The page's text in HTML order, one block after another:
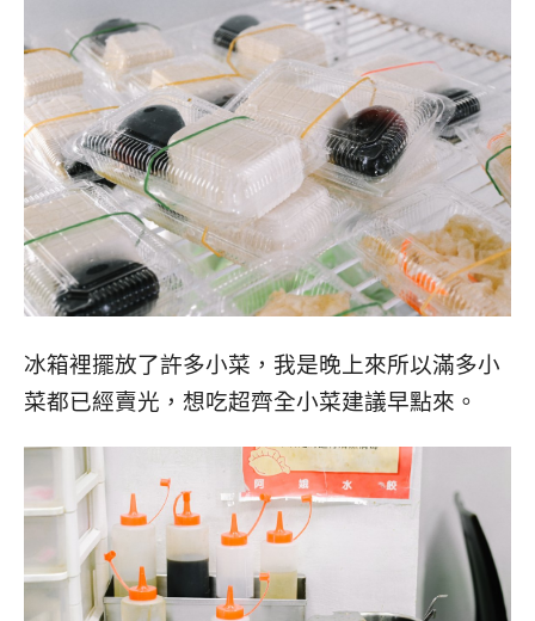
冰箱裡擺放了許多小菜，我是晚上來所以滿多小
菜都已經賣光，想吃超齊全小菜建議早點來。